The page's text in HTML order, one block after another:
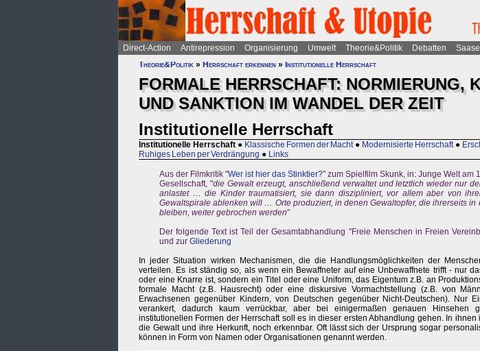
Direct-Action Antirepression Organisierung Umwelt Theorie&Politik Debatten
Theorie&Politik » Herrschaft erkennen » Institutionelle Herrschaft
FORMALE HERRSCHAFT: NORMIERUNG,
UND SANKTION IM WANDEL DER ZEIT
Institutionelle Herrschaft
Institutionelle Herrschaft ● Klassische Formen der Macht ● Modernisierte Herrschaft ●
Ruhiges Leben per Verdrängung ● Links
Aus der Filmkritik "Wer ist hier das Stinktier?" zum Spielfilm Skunk, in: Junge Welt am
Gesellschaft, "die Gewalt erzeugt, anschließend verwaltet und letztlich wieder nur
anlastet … die Kinder traumatisiert, sie dann diszipliniert, vor allem aber von
Gewaltspirale ablenken will … Orte produziert, in denen Gewaltopfer, die ihrerseits in
bleiben, weiter gebrochen werden"
Der folgende Text ist Teil der Gesamtabhandlung "Freie Menschen in Freien
und zur Gliederung
In jeder Situation wirken Mechanismen, die die Handlungsmöglichkeiten der
verteilen. Es ist ständig so, als wenn ein Bewaffneter auf eine Unbewaffnete trifft - nur
oder eine Knarre ist, sondern ein Titel oder eine Uniform, das Eigentum z.B. an
formale Macht (z.B. Hausrecht) oder eine diskursive Vormachtstellung (z.B. von
Erwachsenen gegenüber Kindern, von Deutschen gegenüber Nicht-Deutschen). Nur
verankert, dadurch kaum verrückbar, aber bei einigermaßen genauen Hinsehen
institutionellen Formen der Herrschaft soll es in dieser ersten Abhandlung gehen. In ihnen
die Gewalt und ihre Herkunft, noch erkennbar. Oft lässt sich der Ursprung sogar
können in Form von Namen oder Organisationen genannt werden.